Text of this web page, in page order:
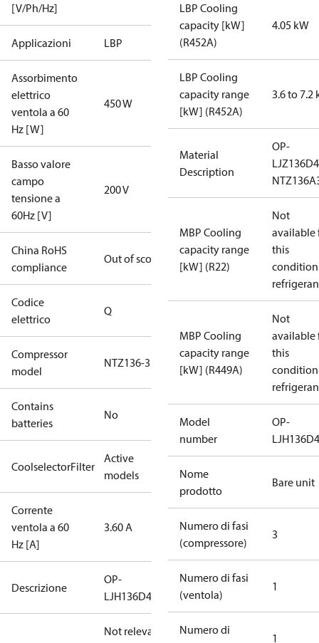
[V/Ph/Hz]
Applicazioni LBP
Assorbimento
elettrico
ventola a 60
Hz [W]
450 W
Basso valore
campo
tensione a
60Hz [V]
200 V
China RoHS
compliance
Out of scope
Codice
elettrico
Q
Compressor
model
NTZ136-3
Contains
batteries
No
CoolselectorFilter
Active
models
Corrente
ventola a 60
Hz [A]
3.60 A
Descrizione
OP-
LJH136D40Q
Not relevant
LBP Cooling
capacity [kW]
(R452A)
4.05 kW
LBP Cooling
capacity range
[kW] (R452A)
3.6 to 7.2
Material
Description
OP-
MBP Cooling
capacity range
[kW] (R22)
Not
available
this
MBP Cooling
capacity range
[kW] (R449A)
Not
available
this
Model
number
OP-
Nome
prodotto
Bare unit
Numero di fasi
(compressore)
3
Numero di fasi
(ventola)
1
Numero di
1